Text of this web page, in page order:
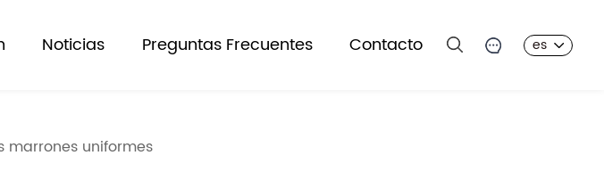
Noticias Preguntas Frecuentes Contacto es
uniformes